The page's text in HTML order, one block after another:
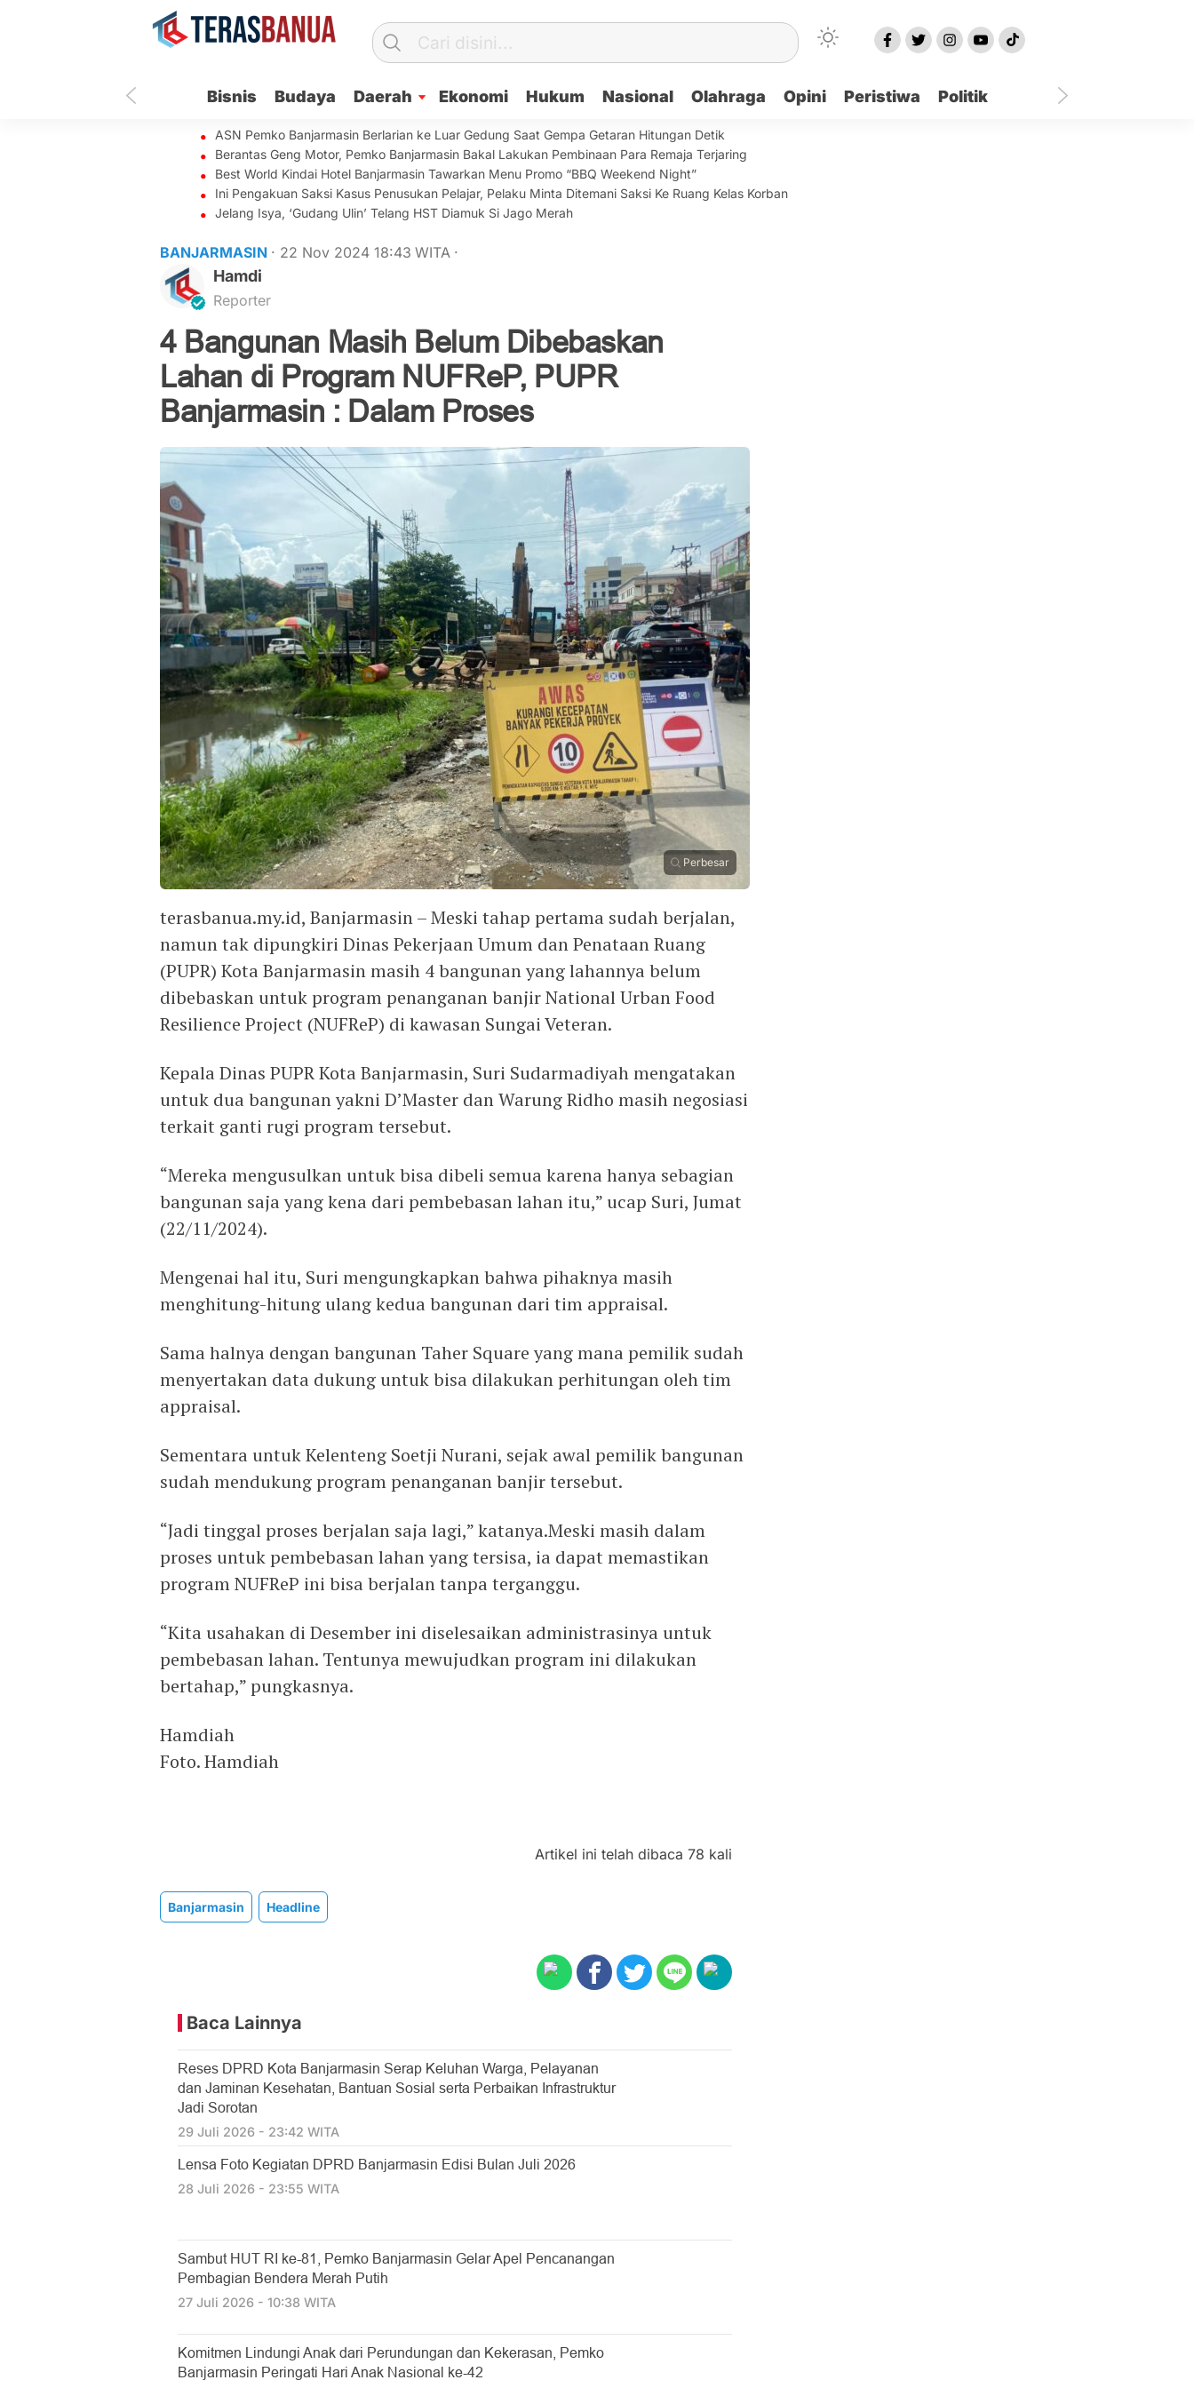
Bisnis Budaya Daerah Ekonomi Hukum Nasional Olahraga Opini Peristiwa Politik
ASN Pemko Banjarmasin Berlarian ke Luar Gedung Saat Gempa Getaran Hitungan Detik
Berantas Geng Motor, Pemko Banjarmasin Bakal Lakukan Pembinaan Para Remaja Terjaring
Best World Kindai Hotel Banjarmasin Tawarkan Menu Promo “BBQ Weekend Night”
Ini Pengakuan Saksi Kasus Penusukan Pelajar, Pelaku Minta Ditemani Saksi Ke Ruang Kelas Korban
Jelang Isya, ‘Gudang Ulin’ Telang HST Diamuk Si Jago Merah
BANJARMASIN · 22 Nov 2024 18:43 WITA ·
Hamdi
Reporter
4 Bangunan Masih Belum Dibebaskan
Lahan di Program NUFReP, PUPR
Banjarmasin : Dalam Proses
Perbesar
terasbanua.my.id, Banjarmasin – Meski tahap pertama sudah berjalan,
namun tak dipungkiri Dinas Pekerjaan Umum dan Penataan Ruang
(PUPR) Kota Banjarmasin masih 4 bangunan yang lahannya belum
dibebaskan untuk program penanganan banjir National Urban Food
Resilience Project (NUFReP) di kawasan Sungai Veteran.
Kepala Dinas PUPR Kota Banjarmasin, Suri Sudarmadiyah mengatakan
untuk dua bangunan yakni D’Master dan Warung Ridho masih negosiasi
terkait ganti rugi program tersebut.
“Mereka mengusulkan untuk bisa dibeli semua karena hanya sebagian
bangunan saja yang kena dari pembebasan lahan itu,” ucap Suri, Jumat
(22/11/2024).
Mengenai hal itu, Suri mengungkapkan bahwa pihaknya masih
menghitung-hitung ulang kedua bangunan dari tim appraisal.
Sama halnya dengan bangunan Taher Square yang mana pemilik sudah
menyertakan data dukung untuk bisa dilakukan perhitungan oleh tim
appraisal.
Sementara untuk Kelenteng Soetji Nurani, sejak awal pemilik bangunan
sudah mendukung program penanganan banjir tersebut.
“Jadi tinggal proses berjalan saja lagi,” katanya.Meski masih dalam
proses untuk pembebasan lahan yang tersisa, ia dapat memastikan
program NUFReP ini bisa berjalan tanpa terganggu.
“Kita usahakan di Desember ini diselesaikan administrasinya untuk
pembebasan lahan. Tentunya mewujudkan program ini dilakukan
bertahap,” pungkasnya.
Hamdiah
Foto. Hamdiah
Artikel ini telah dibaca 78 kali
Banjarmasin Headline
Baca Lainnya
Reses DPRD Kota Banjarmasin Serap Keluhan Warga, Pelayanan
dan Jaminan Kesehatan, Bantuan Sosial serta Perbaikan Infrastruktur
Jadi Sorotan
29 Juli 2026 - 23:42 WITA
Lensa Foto Kegiatan DPRD Banjarmasin Edisi Bulan Juli 2026
28 Juli 2026 - 23:55 WITA
Sambut HUT RI ke-81, Pemko Banjarmasin Gelar Apel Pencanangan
Pembagian Bendera Merah Putih
27 Juli 2026 - 10:38 WITA
Komitmen Lindungi Anak dari Perundungan dan Kekerasan, Pemko
Banjarmasin Peringati Hari Anak Nasional ke-42